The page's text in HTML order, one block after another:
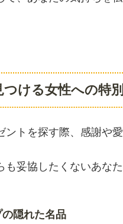
つける女性への特
トを探す際、感謝や
も妥協したくないあな
隠れた名品